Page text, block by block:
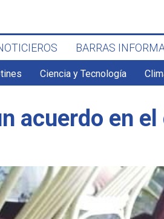
BARRAS
Ciencia y Tecnología
acuerdo en